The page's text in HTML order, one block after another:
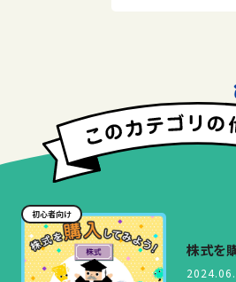
初心者向け
株式を